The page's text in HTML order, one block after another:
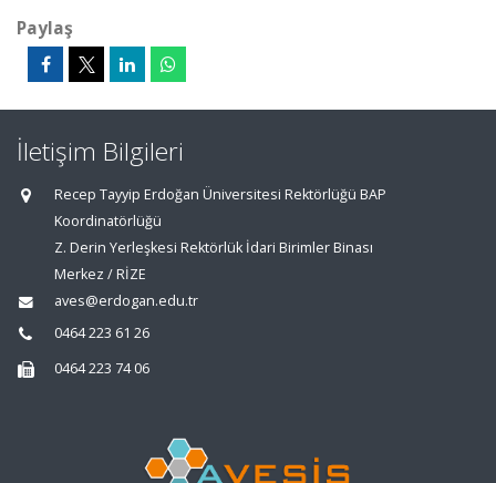
Paylaş
İletişim Bilgileri
Recep Tayyip Erdoğan Üniversitesi Rektörlüğü BAP
Koordinatörlüğü
Z. Derin Yerleşkesi Rektörlük İdari Birimler Binası
Merkez / RİZE
aves@erdogan.edu.tr
0464 223 61 26
0464 223 74 06